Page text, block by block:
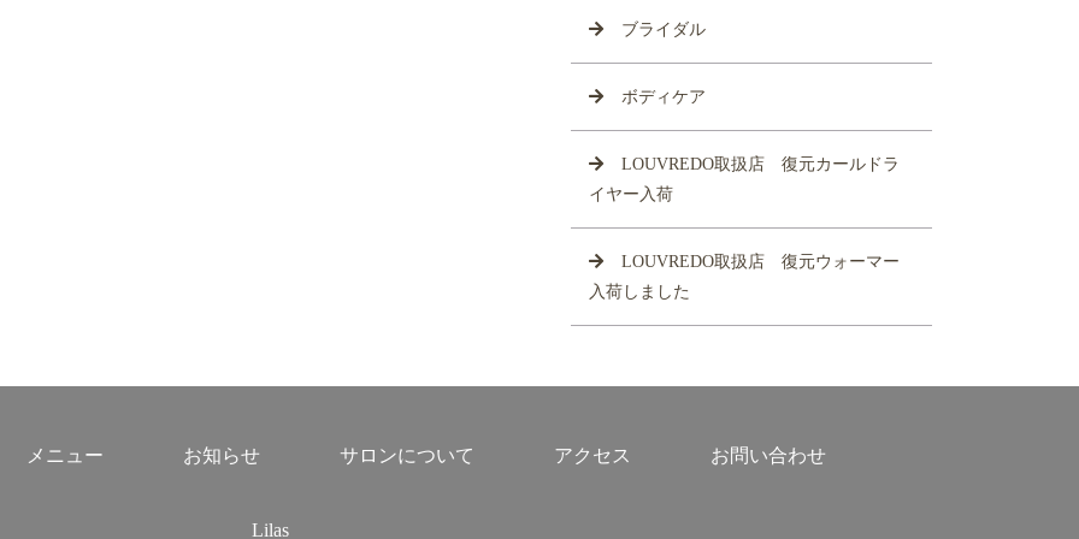
ブライダル
ボディケア
LOUVREDO取扱店 復元カールドラ
イヤー入荷
LOUVREDO取扱店 復元ウォーマー
入荷しました
メニュー お知らせ サロンについて アクセス お問い合わせ
Lilas